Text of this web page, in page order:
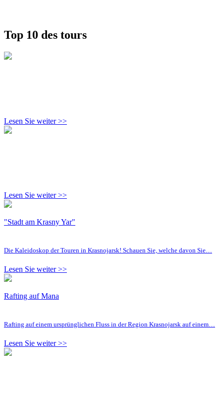
Top 10 des tours
Lesen Sie weiter >>
Lesen Sie weiter >>
"Stadt am Krasny Yar"
Die Kaleidoskop der Touren in Krasnojarsk! Schauen Sie, welche davon Sie…
Lesen Sie weiter >>
Rafting auf Mana
Rafting auf einem ursprünglichen Fluss in der Region Krasnojarsk auf einem…
Lesen Sie weiter >>